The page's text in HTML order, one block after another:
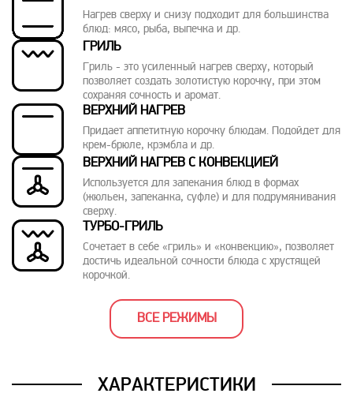
Нагрев сверху и снизу подходит для большинства
блюд: мясо, рыба, выпечка и др.
ГРИЛЬ
Гриль - это усиленный нагрев сверху, который
позволяет создать золотистую корочку, при этом
сохраняя сочность и аромат.
ВЕРХНИЙ НАГРЕВ
Придает аппетитную корочку блюдам. Подойдет для
крем-брюле, крэмбла и др.
ВЕРХНИЙ НАГРЕВ С КОНВЕКЦИЕЙ
Используется для запекания блюд в формах
(жюльен, запеканка, суфле) и для подрумянивания
сверху.
ТУРБО-ГРИЛЬ
Сочетает в себе «гриль» и «конвекцию», позволяет
достичь идеальной сочности блюда с хрустящей
корочкой.
ВСЕ РЕЖИМЫ
ХАРАКТЕРИСТИКИ